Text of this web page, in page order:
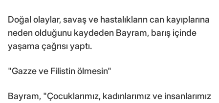
Doğal olaylar, savaş ve hastalıkların can kayıplarına
neden olduğunu kaydeden Bayram, barış içinde
yaşama çağrısı yaptı.
"Gazze ve Filistin ölmesin"
Bayram, "Çocuklarımız, kadınlarımız ve insanlarımız